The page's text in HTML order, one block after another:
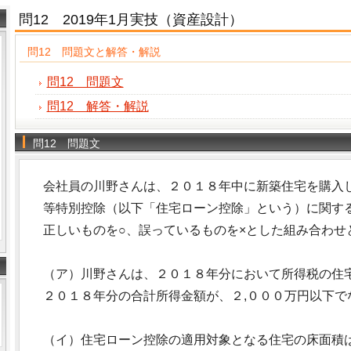
問12 2019年1月実技（資産設計）
問12 問題文と解答・解説
問12 問題文
問12 解答・解説
問12 問題文
会社員の川野さんは、２０１８年中に新築住宅を購
等特別控除（以下「住宅ローン控除」という）に関
正しいものを○、誤っているものを×とした組み合わ
（ア）川野さんは、２０１８年分において所得税の
２０１８年分の合計所得金額が、２,０００万円以下
（イ）住宅ローン控除の適用対象となる住宅の床面